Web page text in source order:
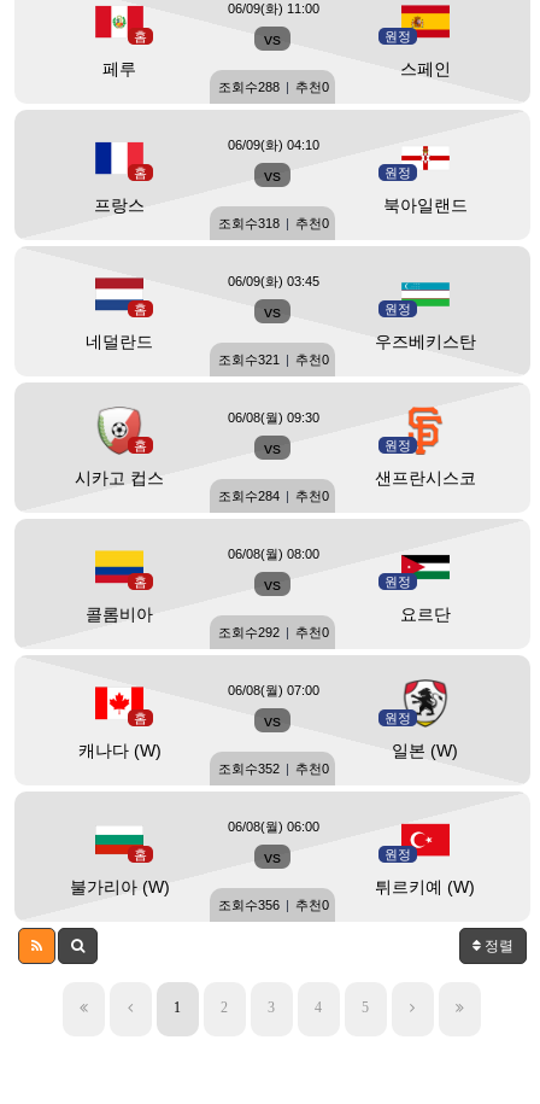
홈
페루
vs 원정
스페인
06/09(화) 11:00
조회수288 | 추천0
홈
프랑스
vs 원정
북아일랜드
06/09(화) 04:10
조회수318 | 추천0
홈
네덜란드
vs 원정
우즈베키스탄
06/09(화) 03:45
조회수321 | 추천0
홈
시카고 컵스
vs 원정
샌프란시스코
06/08(월) 09:30
조회수284 | 추천0
홈
콜롬비아
vs 원정
요르단
06/08(월) 08:00
조회수292 | 추천0
홈
캐나다 (W)
vs 원정
일본 (W)
06/08(월) 07:00
조회수352 | 추천0
홈
불가리아 (W)
vs 원정
튀르키예 (W)
06/08(월) 06:00
조회수356 | 추천0
정렬
1 2 3 4 5